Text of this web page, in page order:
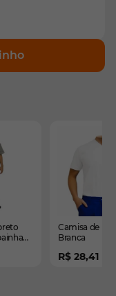
Camisa de
Branca
R$ 28,41